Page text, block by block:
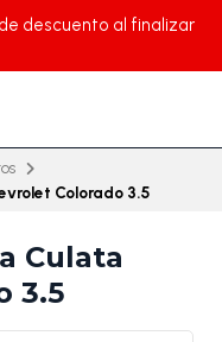
descuento al finalizar
Colorado 3.5
Culata
3.5